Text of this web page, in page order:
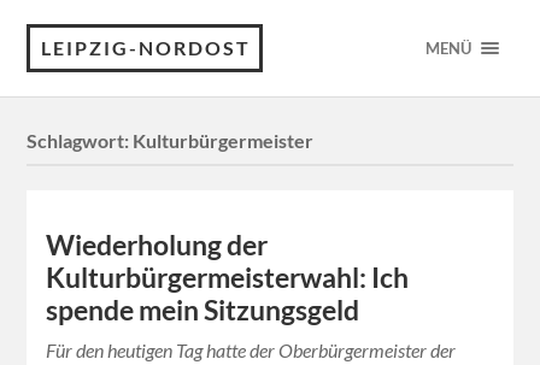
LEIPZIG-NORDOST MENÜ
Schlagwort: Kulturbürgermeister
Wiederholung der
Kulturbürgermeisterwahl: Ich
spende mein Sitzungsgeld
Für den heutigen Tag hatte der Oberbürgermeister der